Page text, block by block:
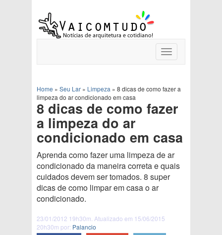
Toggle
navigation
Home » Seu Lar » Limpeza » 8 dicas de como fazer a
limpeza do ar condicionado em casa
8 dicas de como fazer
a limpeza do ar
condicionado em casa
Aprenda como fazer uma limpeza de ar
condicionado da maneira correta e quais
cuidados devem ser tomados. 8 super
dicas de como limpar em casa o ar
condicionado.
23/01/2012 19h30m. Atualizado em 15/06/2015
20h30m por: Palancio